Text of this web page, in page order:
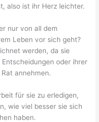
also ist ihr Herz leichter.
nur von all dem
Leben vor sich geht?
werden, da sie
oder ihrer
annehmen.
für sie zu erledigen,
wie viel besser sie sich
haben.